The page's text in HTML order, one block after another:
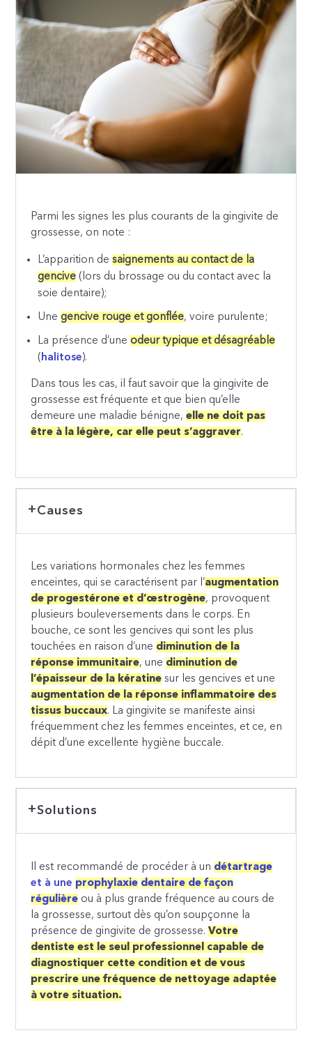
Parmi les signes les plus courants de la gingivite de
grossesse, on note :
L’apparition desaignements au contact de la
gencive (lors du brossage ou du contact avec la
soie dentaire);
Une gencive rouge et gonflée, voire purulente;
La présence d’une odeur typique et désagréable
( halitose).
Dans tous les cas, il faut savoir que la gingivite de
grossesse est fréquente et que bien qu’elle
demeure une maladie bénigne,elle ne doit pas
être à la légère, car elle peut s’aggraver.
Causes
Les variations hormonales chez les femmes
enceintes, qui se caractérisent par l’augmentation
de progestérone et d’œstrogène, provoquent
plusieurs bouleversements dans le corps. En
bouche, ce sont les gencives qui sont les plus
touchées en raison d’une diminution de la
réponse immunitaire, une diminution de
l’épaisseur de la kératine sur les gencives et une
augmentation de la réponse inflammatoire des
tissus buccaux. La gingivite se manifeste ainsi
fréquemment chez les femmes enceintes, et ce, en
dépit d’une excellente hygiène buccale.
Solutions
Il est recommandé de procéder à un détartrage
et à une prophylaxie dentaire de façon
régulière ou à plus grande fréquence au cours de
la grossesse, surtout dès qu’on soupçonne la
présence de gingivite de grossesse.Votre
dentiste est le seul professionnel capable de
diagnostiquer cette condition et de vous
prescrire une fréquence de nettoyage adaptée
à votre situation.